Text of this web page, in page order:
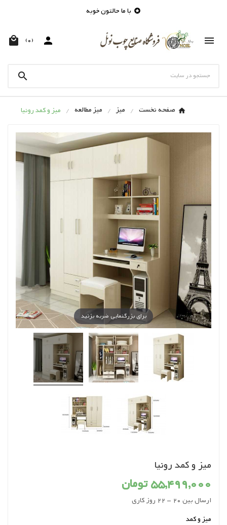
 با ما حالتون خوبه


 (0)

صفحه نخست میز میز مطالعه میز و کمد رونیا
برای بزرگنمایی ضربه بزنید
میز و کمد رونیا
55,499,000 تومان
ارسال بین 20 - 22 روز کاری
میز و کمد